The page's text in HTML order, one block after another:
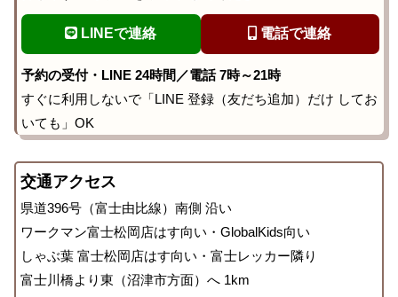
LINEで連絡 電話で連絡
予約の受付・LINE 24時間／電話 7時～21時
すぐに利用しないで「LINE 登録（友だち追加）だけ してお
いても」OK
交通アクセス
県道396号（富士由比線）南側 沿い
ワークマン富士松岡店はす向い・GlobalKids向い
しゃぶ葉 富士松岡店はす向い・富士レッカー隣り
富士川橋より東（沼津市方面）へ 1km